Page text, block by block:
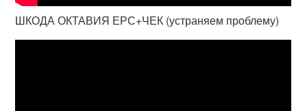
ШКОДА ОКТАВИЯ ЕРС+ЧЕК (устраняем проблему)